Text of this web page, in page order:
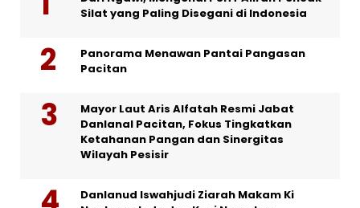
Silat yang Paling Disegani di Indonesia
Panorama Menawan Pantai Pangasan
Pacitan
Mayor Laut Aris Alfatah Resmi Jabat
Danlanal Pacitan, Fokus Tingkatkan
Ketahanan Pangan dan Sinergitas
Wilayah Pesisir
Danlanud Iswahjudi Ziarah Makam Ki